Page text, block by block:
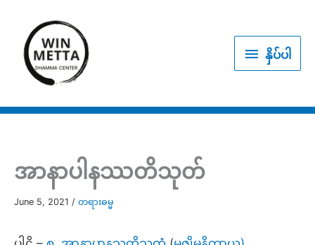
content
နှိပ် နှိပ်ပါ
အာနာပါနဿတိသုတ်
June 5, 2021 / တရားဓမ္မ